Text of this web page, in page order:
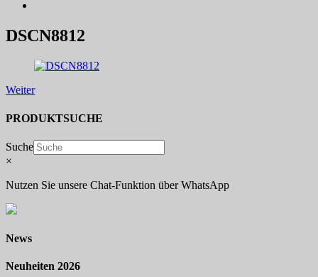
DSCN8812
Weiter
PRODUKTSUCHE
Suche
×
Nutzen Sie unsere Chat-Funktion über WhatsApp
News
Neuheiten 2026